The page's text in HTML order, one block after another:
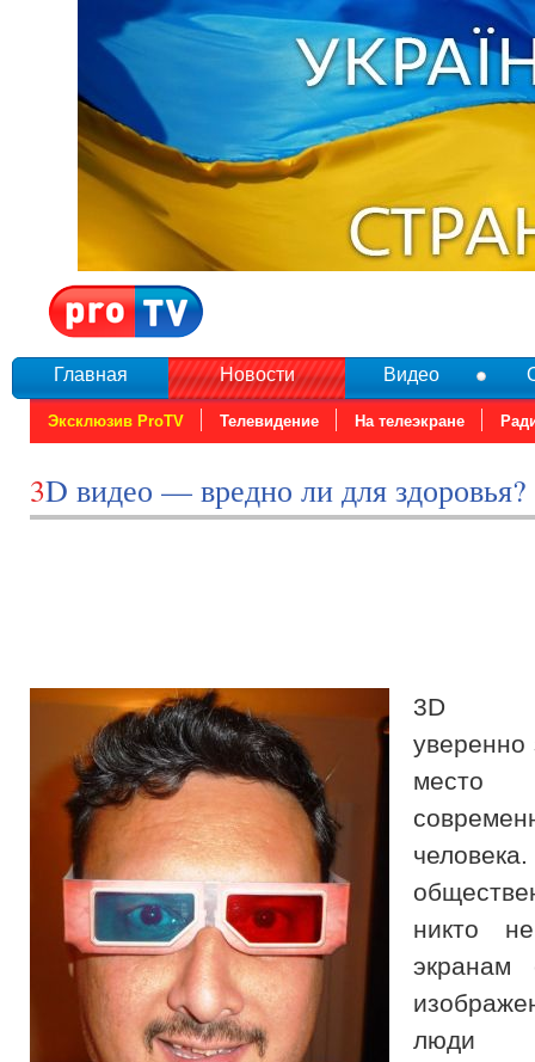
Главная Новости
Эксклюзив ProTV Телевидение На телеэкране
Видео
3D видео — вредно ли для здоровья?
3D
уверенно
никто
экранам
люди